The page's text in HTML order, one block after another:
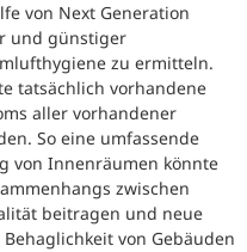
von Next Generation
und günstiger
zu ermitteln.
tatsächlich vorhandene
aller vorhandener
So eine umfassende
von Innenräumen könnte
zwischen
beitragen und neue
von Gebäuden